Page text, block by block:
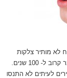
לא מותיר צלקות
חיצוניות. שיטה זו נחשבת לותיקה ביותר בין ניתוחי האף והיא מיושמת בהצלחה כבר קרוב ל- 100 שנים.
לעיתים לא התנסו